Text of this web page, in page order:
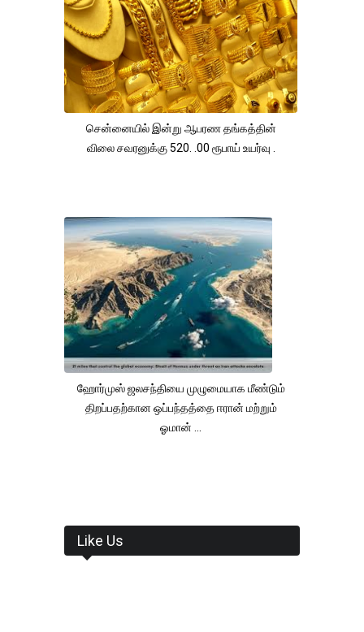
சென்னையில் இன்று ஆபரண தங்கத்தின்
விலை சவரனுக்கு 520. .00 ரூபாய் உயர்வு .
ஹோர்முஸ் ஜலசந்தியை முழுமையாக மீண்டும்
திறப்பதற்கான ஒப்பந்தத்தை ஈரான் மற்றும்
ஓமான் ...
Like Us